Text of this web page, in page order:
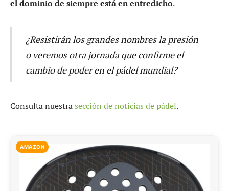
el dominio de siempre está en entredicho.
¿Resistirán los grandes nombres la presión
o veremos otra jornada que confirme el
cambio de poder en el pádel mundial?
Consulta nuestrasección de noticias de pádel.
AMAZON